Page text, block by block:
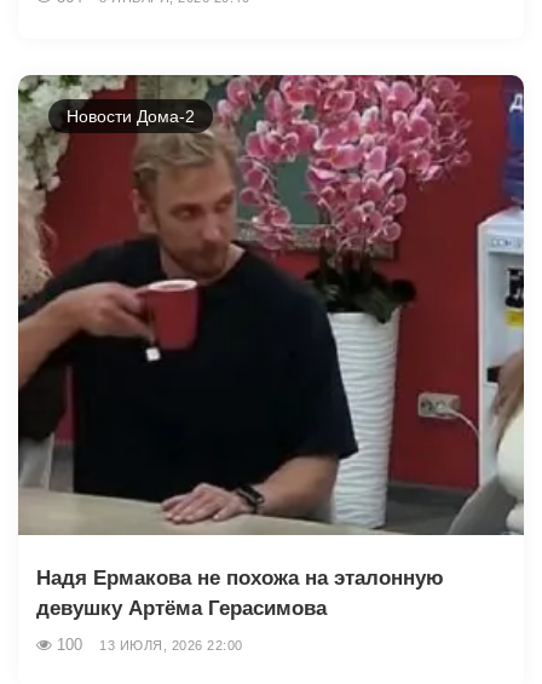
Новости Дома-2
Надя Ермакова не похожа на эталонную
девушку Артёма Герасимова
100 13 ИЮЛЯ, 2026 22:00